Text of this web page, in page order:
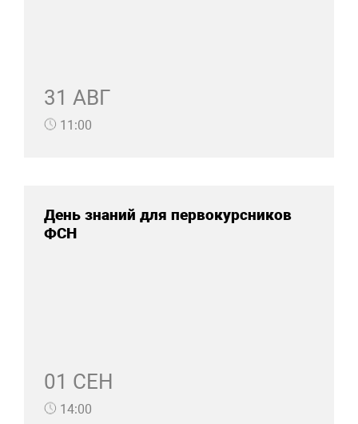
31 АВГ
11:00
День знаний для первокурсников
ФСН
01 СЕН
14:00